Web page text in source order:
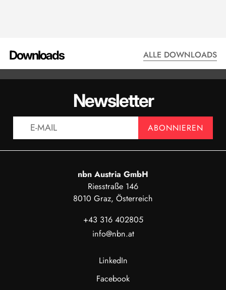
Downloads ALLE DOWNLOADS
DATENBLATT - QMA401
ANZEIGEN
Newsletter
ABONNIEREN
nbn Austria GmbH
Riesstraße 146
8010 Graz, Österreich
+43 316 402805
info@nbn.at
LinkedIn
Facebook